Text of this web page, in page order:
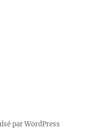
par WordPress